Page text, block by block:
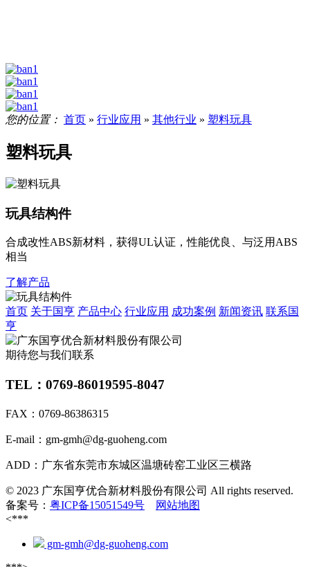
您的位置： 首页 » 行业应用 » 其他行业 » 塑料玩具
塑料玩具
玩具结构件
合成改性ABS新材料，获得UL认证，性能优良、与泛用ABS
相当
了解产品
首页 关于国亨 产品中心 行业应用 成功案例 新闻资讯 联系国
亨
期待您与我们联系
TEL：0769-86019595-8047
FAX：0769-86386315
E-mail：gm-gmh@dg-guoheng.com
ADD：广东省东莞市东城区温塘砖窑工业区三横路
© 2023 广东国亨优合新材料股份有限公司 All rights reserved.
备案号： 粤ICP备15051549号
网站地图
<***
gm-gmh@dg-guoheng.com